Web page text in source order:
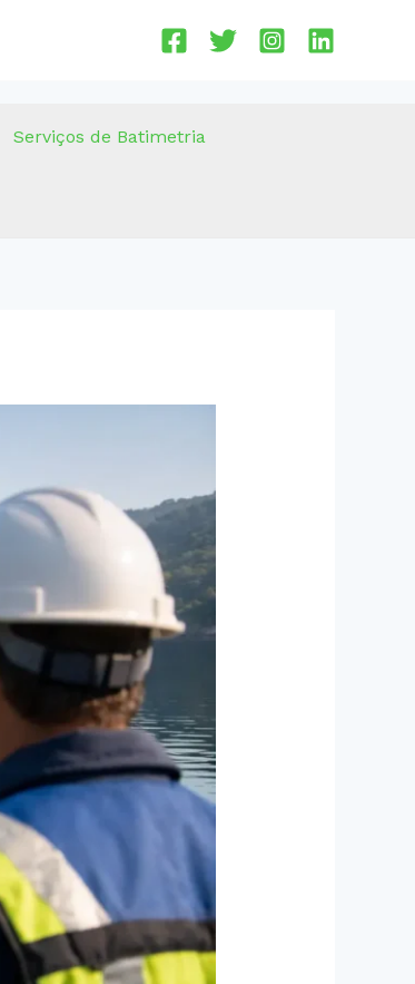
Serviços de Batimetria